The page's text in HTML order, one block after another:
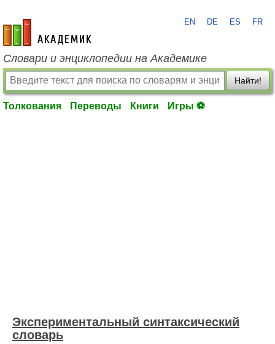
academic.ru
EN DE ES FR
Словари и энциклопедии на Академике
Найти!
Толкования Переводы Книги Игры ⚽
Экспериментальный синтаксический
словарь